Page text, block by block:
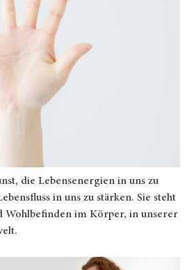
die Lebensenergien in uns zu
in uns zu stärken. Sie steht
Wohlbefinden im Körper, in unserer